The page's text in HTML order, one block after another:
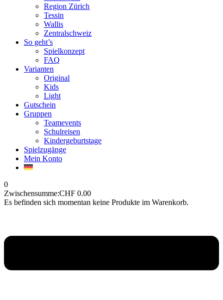
Region Zürich
Tessin
Wallis
Zentralschweiz
So geht’s
Spielkonzept
FAQ
Varianten
Original
Kids
Light
Gutschein
Gruppen
Teamevents
Schulreisen
Kindergeburtstage
Spielzugänge
Mein Konto
0
Zwischensumme:CHF 0.00
Es befinden sich momentan keine Produkte im Warenkorb.